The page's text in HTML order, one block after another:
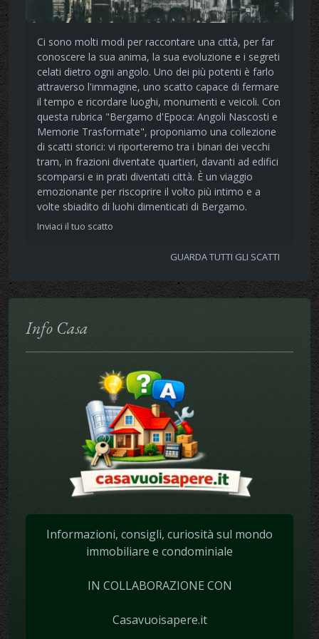
Ci sono molti modi per raccontare una città, per far
conoscere la sua anima, la sua evoluzione e i segreti
celati dietro ogni angolo. Uno dei più potenti è farlo
attraverso l'immagine, uno scatto capace di fermare
il tempo e ricordare luoghi, monumenti e veicoli. Con
questa rubrica "Bergamo d'Epoca: Angoli Nascosti e
Memorie Trasformate", proponiamo una collezione
di scatti storici: vi riporteremo tra i binari dei vecchi
tram, in frazioni diventate quartieri, davanti ad edifici
scomparsi e in prati diventati città. È un viaggio
emozionante per riscoprire il volto più intimo e a
volte sbiadito di luohi dimenticati di Bergamo.
Inviaci il tuo scatto
GUARDA TUTTI GLI SCATTI
Info Casa
Informazioni, consigli, curiosità sul mondo
immobiliare e condominiale
IN COLLABORAZIONE CON
Casavuoisapere.it